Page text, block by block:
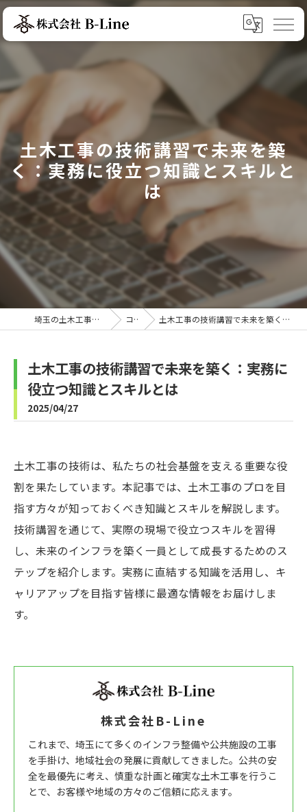
土木工事の技術講習で未来を築
く：実務に役立つ知識とスキルと
は
埼玉の土木工事なら株式会社B-Line コラム 土木工事の技術講習で未来を築く：実務に役立つ知識とスキルとは
土木工事の技術講習で未来を築く：実務に
役立つ知識とスキルとは
2025/04/27
土木工事の技術は、私たちの社会基盤を支える重要な役
割を果たしています。本記事では、土木工事のプロを目
指す方々が知っておくべき知識とスキルを解説します。
技術講習を通じて、実際の現場で役立つスキルを習得
し、未来のインフラを築く一員として成長するためのス
テップを紹介します。実務に直結する知識を活用し、キ
ャリアアップを目指す皆様に最適な情報をお届けしま
す。
株式会社B-Line
これまで、埼玉にて多くのインフラ整備や公共施設の工事
を手掛け、地域社会の発展に貢献してきました。公共の安
全を最優先に考え、慎重な計画と確実な土木工事を行うこ
とで、お客様や地域の方々のご信頼に応えます。